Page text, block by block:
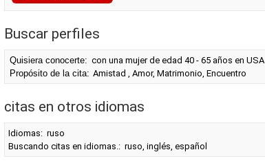
Buscar perfiles
Quisiera conocerte: con una mujer de edad 40 - 65 años en USA
Propósito de la cita: Amistad , Amor, Matrimonio, Encuentro
citas en otros idiomas
Idiomas: ruso
Buscando citas en idiomas.: ruso, inglés, español